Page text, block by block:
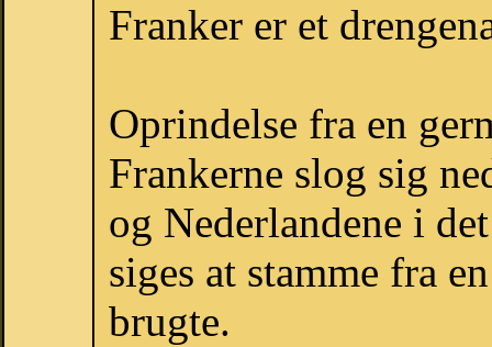
Franker er et
Oprindelse fra en
Frankerne slog sig
og Nederlandene i
siges at stamme fra
brugte.